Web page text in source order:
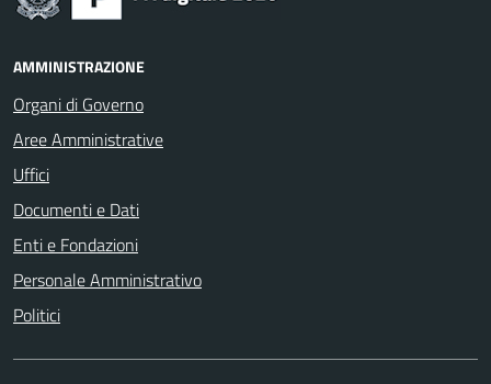
AMMINISTRAZIONE
Organi di Governo
Aree Amministrative
Uffici
Documenti e Dati
Enti e Fondazioni
Personale Amministrativo
Politici